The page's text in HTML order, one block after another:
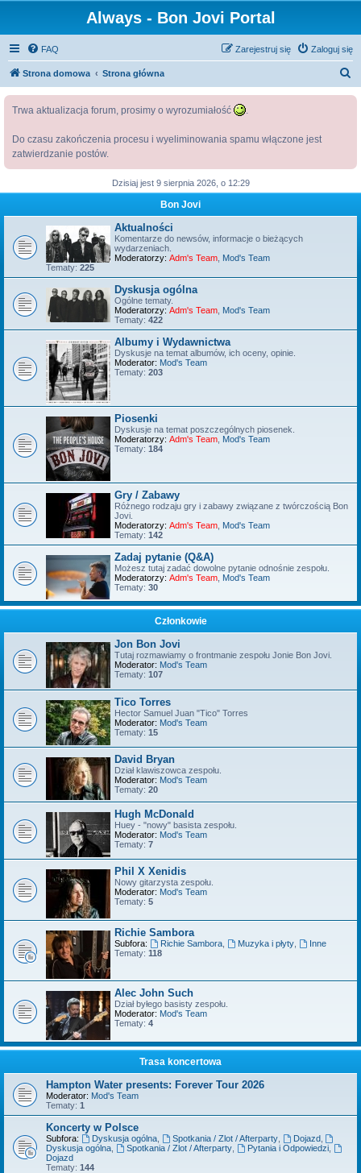
Always - Bon Jovi Portal
FAQ Zaloguj się
Zarejestruj się
Strona domowa Strona główna
j
Trwa aktualizacja forum, prosimy o wyrozumiałość .
Do czasu zakończenia procesu i wyeliminowania spamu włączone jest
zatwierdzanie postów.
Dzisiaj jest 9 sierpnia 2026, o 12:29
Bon Jovi
Aktualności
Komentarze do newsów, informacje o bieżących
wydarzeniach.
Moderatorzy: Adm's Team Mod's Team
Tematy: 225
Dyskusja ogólna
Ogólne tematy.
Moderatorzy: Adm's Team Mod's Team
Tematy: 422
Albumy i Wydawnictwa
Dyskusje na temat albumów, ich oceny, opinie.
Moderator: Mod's Team
Tematy: 203
Piosenki
Dyskusje na temat poszczególnych piosenek.
Moderatorzy: Adm's Team Mod's Team
Tematy: 184
Gry / Zabawy
Różnego rodzaju gry i zabawy związane z twórczością Bon
Jovi.
Moderatorzy: Adm's Team Mod's Team
Tematy: 142
Zadaj pytanie (Q&A)
Możesz tutaj zadać dowolne pytanie odnośnie zespołu.
Moderatorzy: Adm's Team Mod's Team
Tematy: 30
Członkowie
Jon Bon Jovi
Tutaj rozmawiamy o frontmanie zespołu Jonie Bon Jovi.
Moderator: Mod's Team
Tematy: 107
Tico Torres
Hector Samuel Juan "Tico" Torres
Moderator: Mod's Team
Tematy: 15
David Bryan
Dział klawiszowca zespołu.
Moderator: Mod's Team
Tematy: 20
Hugh McDonald
Huey - "nowy" basista zespołu.
Moderator: Mod's Team
Tematy: 7
Phil X Xenidis
Nowy gitarzysta zespołu.
Moderator: Mod's Team
Tematy: 5
Richie Sambora
Subfora: Richie Sambora, Muzyka i płyty,
Inne
Tematy: 118
Alec John Such
Dział byłego basisty zespołu.
Moderator: Mod's Team
Tematy: 4
Trasa koncertowa
Hampton Water presents: Forever Tour 2026
Moderator: Mod's Team
Tematy: 1
Koncerty w Polsce
Subfora: Dyskusja ogólna, Spotkania / Zlot / Afterparty, Dojazd,
Dyskusja ogólna
Spotkania / Zlot / Afterparty, Pytania i Odpowiedzi,
Dojazd
Tematy: 144